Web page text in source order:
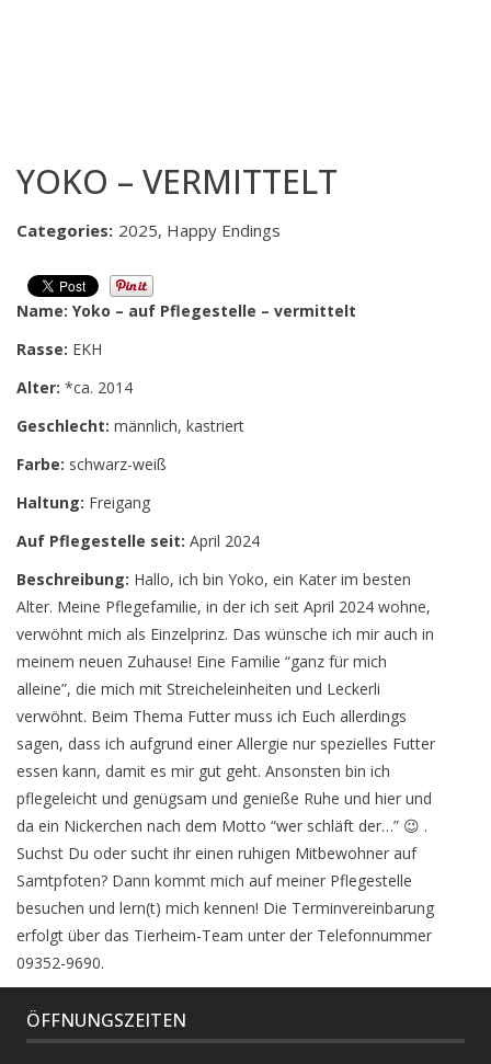
YOKO – VERMITTELT
Categories: 2025, Happy Endings
Name: Yoko – auf Pflegestelle – vermittelt
Rasse: EKH
Alter: *ca. 2014
Geschlecht: männlich, kastriert
Farbe: schwarz-weiß
Haltung: Freigang
Auf Pflegestelle seit: April 2024
Beschreibung: Hallo, ich bin Yoko, ein Kater im besten
Alter. Meine Pflegefamilie, in der ich seit April 2024 wohne,
verwöhnt mich als Einzelprinz. Das wünsche ich mir auch in
meinem neuen Zuhause! Eine Familie “ganz für mich
alleine”, die mich mit Streicheleinheiten und Leckerli
verwöhnt. Beim Thema Futter muss ich Euch allerdings
sagen, dass ich aufgrund einer Allergie nur spezielles Futter
essen kann, damit es mir gut geht. Ansonsten bin ich
pflegeleicht und genügsam und genieße Ruhe und hier und
da ein Nickerchen nach dem Motto “wer schläft der…” 😉 .
Suchst Du oder sucht ihr einen ruhigen Mitbewohner auf
Samtpfoten? Dann kommt mich auf meiner Pflegestelle
besuchen und lern(t) mich kennen! Die Terminvereinbarung
erfolgt über das Tierheim-Team unter der Telefonnummer
09352-9690.
ÖFFNUNGSZEITEN